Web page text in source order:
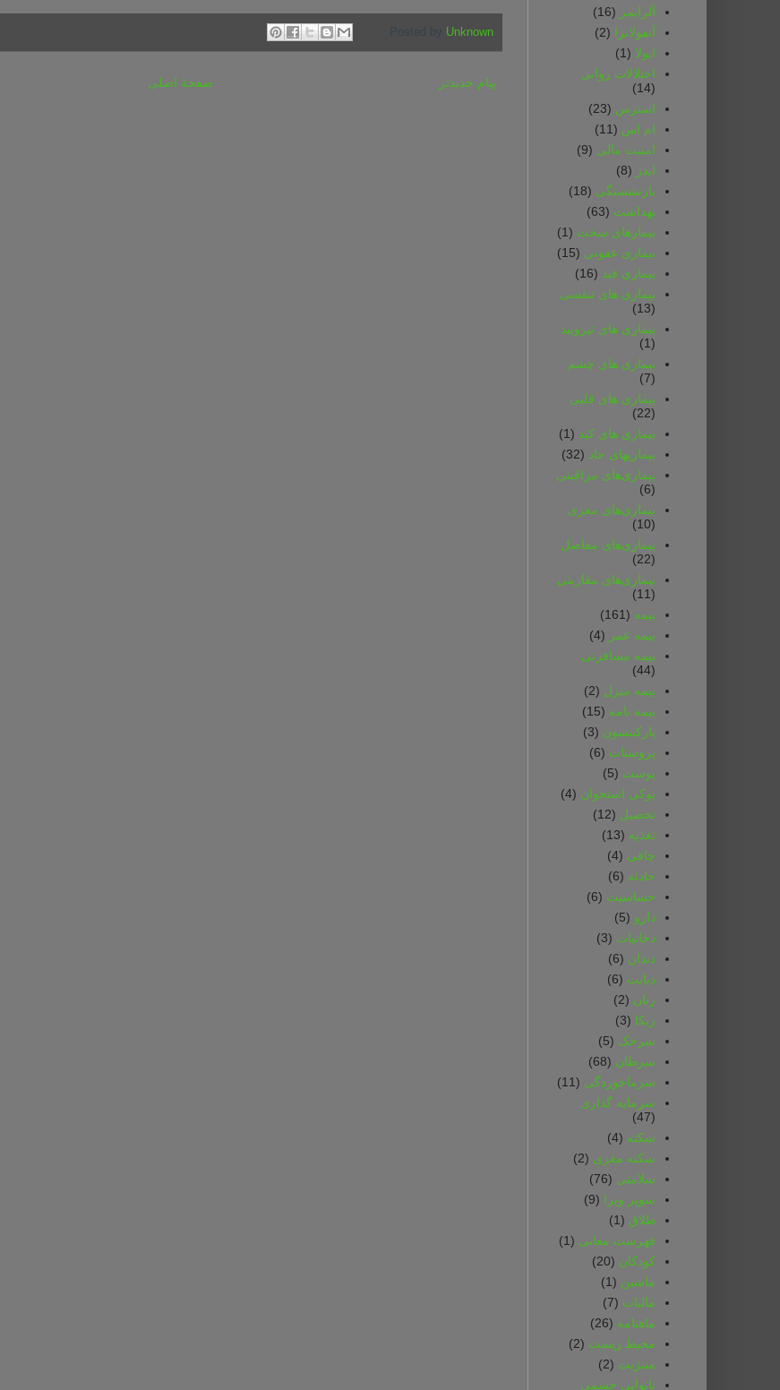
Unknown
پیام جدیدتر صفحهٔ اصلی
آلزایمر (16)
آنفولانزا
(2)
ابولا (1)
اختلالات روانی
(14)
استرس (23)
ام اس (11)
امنیت مالی (9)
ایدز (8)
بازنشستگی (18)
بهداشت (63)
بیمارهای سخت (1)
بیماری عفونی (15)
بیماری قند (16)
بیماری های تنفسی
(13)
بیماری های تیرویید
(1)
بیماری های چشم
(7)
بیماری های قلبی
(22)
بیماری های کبد (1)
بیماریهای حاد (32)
بیماری‌های مراقبتی
(6)
بیماری‌های مغزی
(10)
بیماری‌های مفاصل
(22)
بیماری‌های مقاربتی
(11)
بیمه (161)
بیمه‌ عمر (4)
بیمه‌ مسافرتی‌
(44)
بیمه‌ منزل (2)
بیمه‌ نامه (15)
پارکینسون (3)
پروستات (6)
پوست (5)
پوکی استخوان (4)
تحصیل (12)
تغذیه (13)
چاقی (4)
حادثه (6)
حساسیت (6)
دارو (5)
دخانیات (3)
دندان (6)
دیابت (6)
زنان (2)
زیکا (3)
سرخک (5)
سرطان (68)
سرماخوردگی (11)
سرمایه گذاری
(47)
سکته (4)
سکته مغزی (2)
سلامتی (76)
سوپر ویزا
(9)
طلاق (1)
فهرست معانی (1)
کودکان (20)
ماشین (1)
مالیات (7)
ماهنامه (26)
محیط زیست (2)
مننژیت (2)
ناتوانی جسمی‌